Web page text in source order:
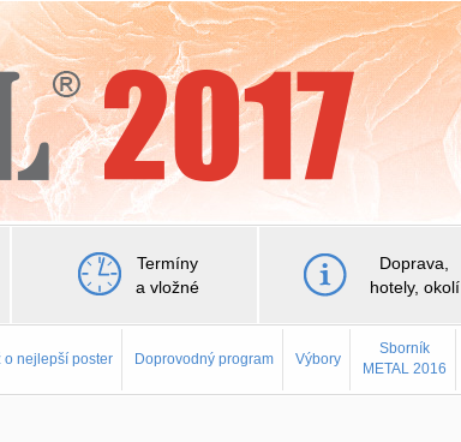
Termíny
a vložné
Doprava,
hotely, okolí
o nejlepší poster Doprovodný program Výbory
Sborník
METAL 2016